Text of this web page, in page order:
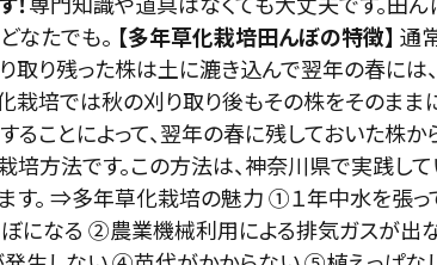
なたでも。 【多年草化栽培田んぼの特徴】 通
取り残った株は土に漉き込んで翌年の春には
化栽培では秋の刈り取り後もその株をそのまま
することによって、翌年の春に残しておいた株
培方法です。この方法は、神奈川県で実践し
す。 ⇒多年草化栽培の魅力 ①１年中水を張っ
になる ②農業機械利用による排気ガスが出